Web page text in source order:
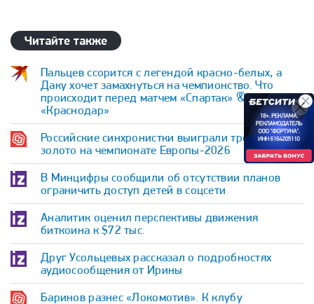
Читайте также
Пальцев ссорится с легендой красно-белых, а
Даку хочет замахнуться на чемпионство. Что
происходит перед матчем «Спартак» &#8212;
«Краснодар»
Российские синхронистки выиграли третье
золото на чемпионате Европы-2026
В Минцифры сообщили об отсутствии планов
ограничить доступ детей в соцсети
Аналитик оценил перспективы движения
биткоина к $72 тыс.
Друг Усольцевых рассказал о подробностях
аудиосообщения от Ирины
Баринов разнес «Локомотив». К клубу